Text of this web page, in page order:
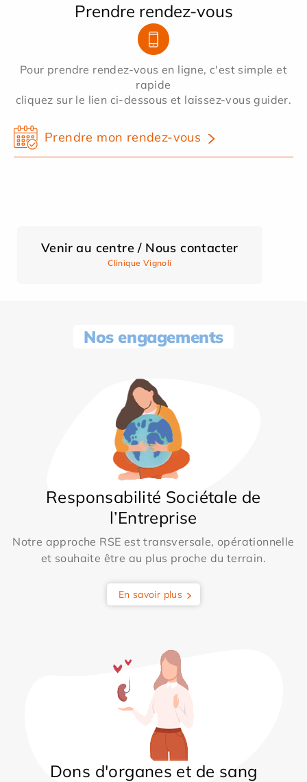
Prendre rendez-vous
Pour prendre rendez-vous en ligne, c'est simple et
rapide
cliquez sur le lien ci-dessous et laissez-vous guider.
Prendre mon rendez-vous
Venir au centre / Nous contacter
Clinique Vignoli
Nos engagements
Responsabilité Sociétale de
l’Entreprise
Notre approche RSE est transversale, opérationnelle
et souhaite être au plus proche du terrain.
En savoir plus
Dons d'organes et de sang